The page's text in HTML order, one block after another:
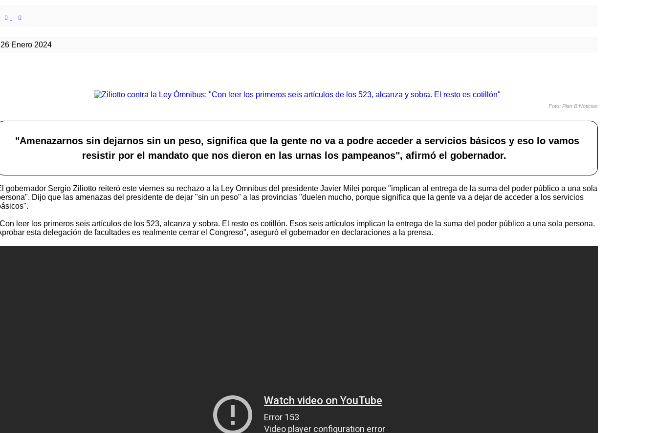
26 Enero 2024
Foto: Plan B Noticias
"Amenazarnos sin dejarnos sin un peso, significa que la gente no va a podre acceder a servicios básicos y eso lo vamos
resistir por el mandato que nos dieron en las urnas los pampeanos", afirmó el gobernador.
gobernador Sergio Ziliotto reiteró este viernes su rechazo a la Ley Omnibus del presidente Javier Milei porque "implican al entrega de la suma del poder público a una sola
Dijo que las amenazas del presidente de dejar "sin un peso" a las provincias "duelen mucho, porque significa que la gente va a dejar de acceder a los servicios
leer los primeros seis artículos de los 523, alcanza y sobra. El resto es cotillón. Esos seis artículos implican la entrega de la suma del poder público a una sola persona.
esta delegación de facultades es realmente cerrar el Congreso", aseguró el gobernador en declaraciones a la prensa.